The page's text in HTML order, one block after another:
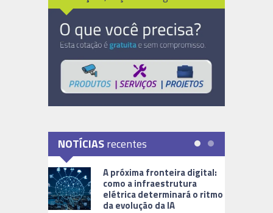
NOTÍCIASrecentes
A próxima fronteira digital:
como a infraestrutura
elétrica determinará o ritmo
da evolução da IA